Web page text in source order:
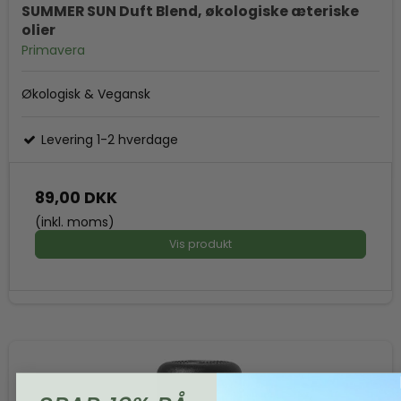
SUMMER SUN Duft Blend, økologiske æteriske
olier
Primavera
Økologisk & Vegansk
Levering 1-2 hverdage
89,00 DKK
(inkl. moms)
Vis produkt